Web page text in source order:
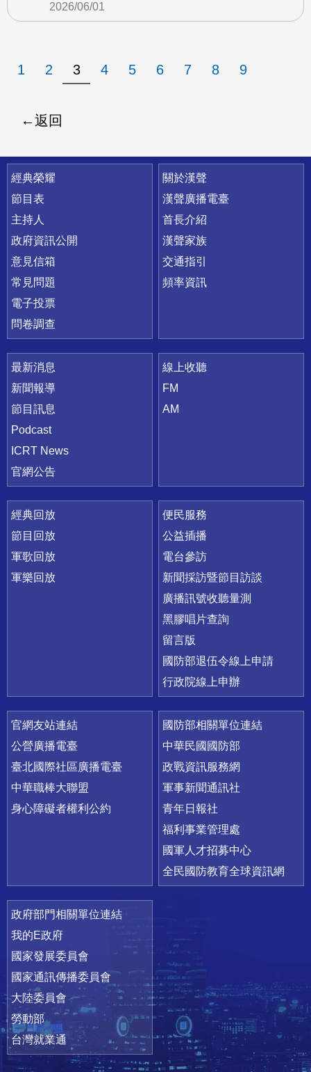
2026/06/01
1 2 3 4 5 6 7 8 9
返回
快速連結
經典榮耀
節目表
主持人
政府資訊公開
意見信箱
常見問題
電子投票
問卷調查
關於漢聲
漢聲廣播電臺
首長介紹
漢聲家族
交通指引
頻率資訊
最新消息
新聞報導
節目訊息
Podcast
ICRT News
官網公告
線上收聽
FM
AM
經典回放
節目回放
軍歌回放
軍樂回放
便民服務
公益插播
電台參訪
新聞採訪暨節目訪談
廣播訊號收聽量測
黑膠唱片查詢
留言版
國防部退伍令線上申請
行政院線上申辦
官網友站連結
公營廣播電臺
臺北國際社區廣播電臺
中華職棒大聯盟
身心障礙者權利公約
國防部相關單位連結
中華民國國防部
政戰資訊服務網
軍事新聞通訊社
青年日報社
福利事業管理處
國軍人才招募中心
全民國防教育全球資訊網
政府部門相關單位連結
我的E政府
國家發展委員會
國家通訊傳播委員會
大陸委員會
勞動部
台灣就業通